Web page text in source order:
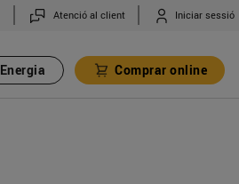
Atenció al client Iniciar sessió
Energia Comprar online